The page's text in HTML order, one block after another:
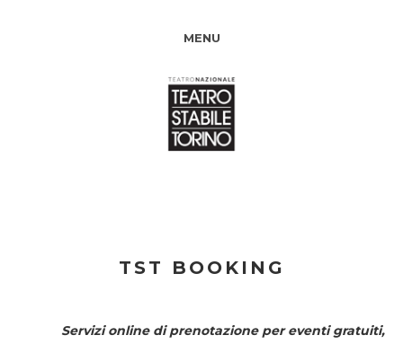
MENU
TST BOOKING
Servizi online di prenotazione per eventi gratuiti,